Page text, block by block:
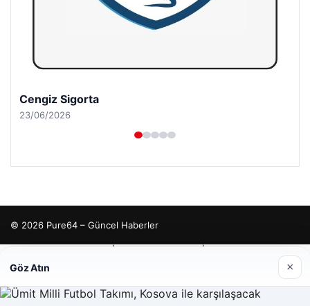
Cengiz Sigorta
23/06/2026
© 2026 Pure64 – Güncel Haberler
Göz Atın ×
İzle